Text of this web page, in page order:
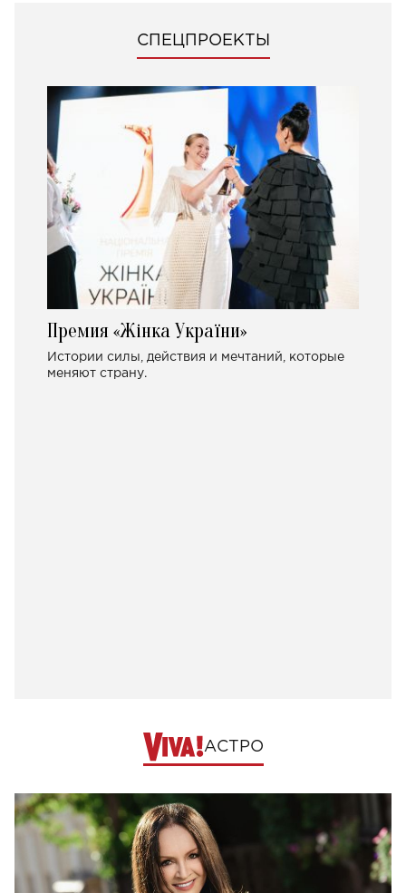
СПЕЦПРОЕКТЫ
Премия «Жінка України»
Истории силы, действия и мечтаний, которые
меняют страну.
АСТРО